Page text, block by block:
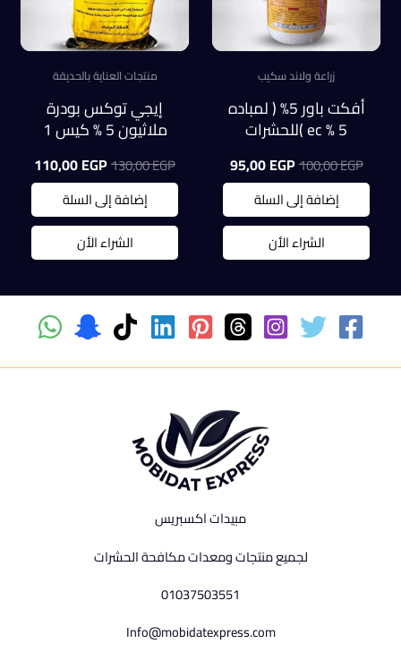
زراعة ولاند سكيب
أفكت باور 5% ( لمباده
5 % ec )للحشرات
100 ملل
100,00EGP السعر
الأصلي
هو:
100,00 EGP.
95,00EGP السعر
الحالي
95,00 EGP.
إضافة إلى السلة
الشراء الأن
منتجات العناية بالحديقة
إيجي توكس بودرة
ملاثيون 5 % كيس 1
130,00EGP السعر
الأصلي
هو:
130,00 EGP.
110,00EGP
EGP.
إضافة إلى السلة
الشراء الأن
مبيدات اكسبريس
لجميع منتجات ومعدات مكافحة الحشرات
01037503551
Info@mobidatexpress.com